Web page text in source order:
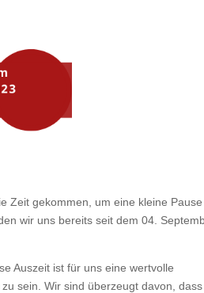
Zeit gekommen, um eine kleine Pause
wir uns bereits seit dem 04.
Auszeit ist für uns eine wertvolle
sein. Wir sind überzeugt davon, dass